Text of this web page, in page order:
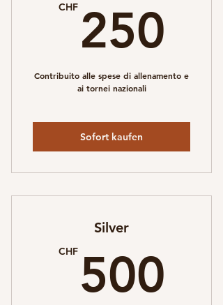
CHF 250
Contribuito alle spese di allenamento e
ai tornei nazionali
Sofort kaufen
Silver
CHF 500